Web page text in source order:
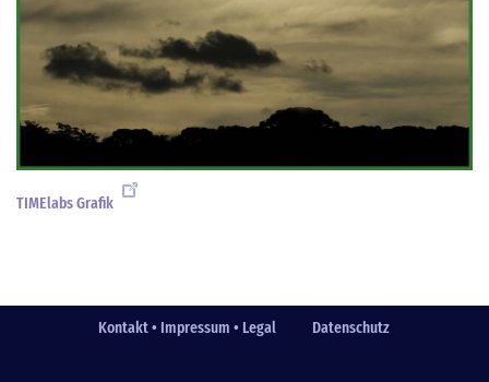
TIMElabs Grafik
Fußzeile
Kontakt • Impressum • Legal Datenschutz